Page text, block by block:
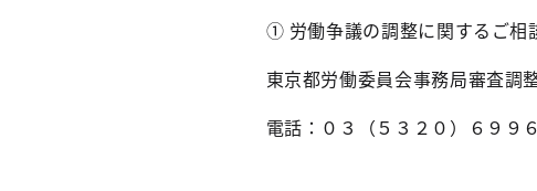
① 労働争議の調整に関するご相
東京都労働委員会事務局審査調
電話：０３（５３２０）６９９６